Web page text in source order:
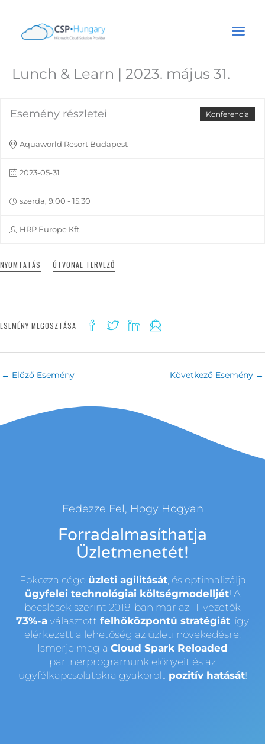
Lunch & Learn | 2023. május 31.
Konferencia
Esemény részletei
Aquaworld Resort Budapest
2023-05-31
szerda, 9:00 - 15:30
HRP Europe Kft.
NYOMTATÁS ÚTVONAL TERVEZŐ
ESEMÉNY MEGOSZTÁSA
← Előző Esemény Következő Esemény →
Fedezze Fel, Hogy Hogyan
Forradalmasíthatja
Üzletmenetét!
Fokozza cége üzleti agilitását, és optimalizálja
ügyfelei technológiai költségmodelljét! A
becslések szerint 2018-ban már az IT-vezetők
73%-a választott felhőközpontú stratégiát , így
elérkezett a lehetőség az üzleti növekedésre.
Ismerje meg a Cloud Spark Reloaded
partnerprogramunk előnyeit és az
ügyfélkapcsolatokra gyakorolt pozitív hatását!